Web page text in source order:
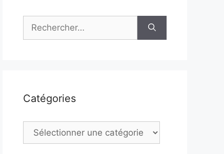
Rechercher :
Catégories
Catégories